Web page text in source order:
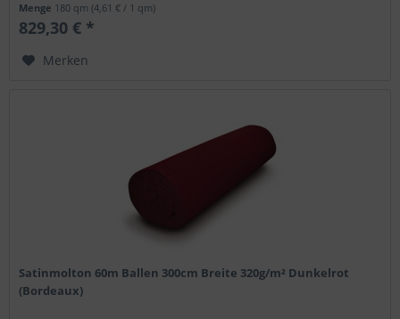
Menge 180 qm(4,61 € / 1 qm)
829,30 € *
Merken
Satinmolton 60m Ballen 300cm Breite 320g/m² Dunkelrot
(Bordeaux)